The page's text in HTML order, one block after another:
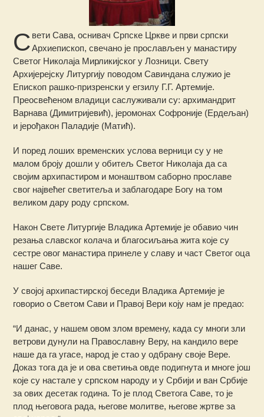
С вети Сава, оснивач Српске Цркве и први српски
Архиепископ, свечано је прослављен у манастиру
Светог Николаја Мирликијског у Лозници. Свету
Архијерејску Литургију поводом Савиндана служио је
Епископ рашко-призренски у егзилу Г.Г. Артемије.
Преосвећеном владици саслуживали су: архимандрит
Варнава (Димитријевић), јеромонах Софроније (Ердељан)
и јерођакон Паладије (Матић).
И поред лоших временских услова верници су у не
малом броју дошли у обитељ Светог Николаја да са
својим архипастиром и монаштвом саборно прославе
свог највећег светитеља и заблагодаре Богу на том
великом дару роду српском.
Након Свете Литургије Владика Артемије је обавио чин
резања славског колача и благосиљања жита које су
сестре овог манастира принеле у славу и част Светог оца
нашег Саве.
У својој архипастирској беседи Владика Артемије је
говорио о Светом Сави и Правој Вери коју нам је предао:
“И данас, у нашем овом злом времену, када су многи зли
ветрови дунули на Православну Веру, на кандило вере
наше да га угасе, народ је стао у одбрану своје Вере.
Доказ тога да је и ова светиња овде подигнута и многе још
које су настале у српском народу и у Србији и ван Србије
за ових десетак година. То је плод Светога Саве, то је
плод његовога рада, његове молитве, његове жртве за